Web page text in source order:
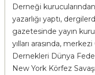
Derneği
yazarlığı yaptı,
gazetesinde yayın
yılları arasında,
Dernekleri Dünya
New York Körfez